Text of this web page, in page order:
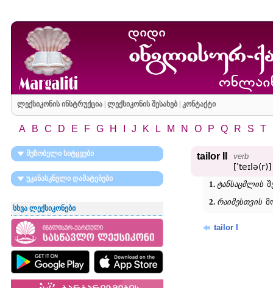
ლექსიკონის ინსტრუქცია| ლექსიკონის შესახებ| კონტაქტი
A B C D E F G H J K L M N O P Q R S T
მეზობელი სიტყვები
უკანასკნელი დამატებები
სხვა ლექსიკონები
tailor II verb
[ʹteɪlə(r)]
1. ტანსაცმლის
2. რაიმესთვის
tailor I